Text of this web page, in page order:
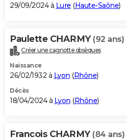
S'inscrire
Se connecter
Lycées
Collèges
Primaires
Universités
Entreprises
Service militaire
Avis de recherche
AVIS DE DÉCÈS
Bricolage
Lifestyle
Culture
Sport
Auto
Television
Voyage
Cinema
29/09/2024 à Lure (Haute-Saône)
Paulette CHARMY (92 ans)
Créer une cagnotte obsèques
Naissance
26/02/1932 à Lyon (Rhône)
Décès
18/04/2024 à Lyon (Rhône)
Francois CHARMY (84 ans)